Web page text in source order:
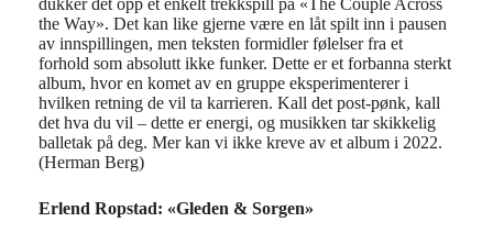
dukker det opp et enkelt trekkspill på «The Couple Across
the Way». Det kan like gjerne være en låt spilt inn i pausen
av innspillingen, men teksten formidler følelser fra et
forhold som absolutt ikke funker. Dette er et forbanna sterkt
album, hvor en komet av en gruppe eksperimenterer i
hvilken retning de vil ta karrieren. Kall det post-pønk, kall
det hva du vil – dette er energi, og musikken tar skikkelig
balletak på deg. Mer kan vi ikke kreve av et album i 2022.
(Herman Berg)
Erlend Ropstad: «Gleden & Sorgen»